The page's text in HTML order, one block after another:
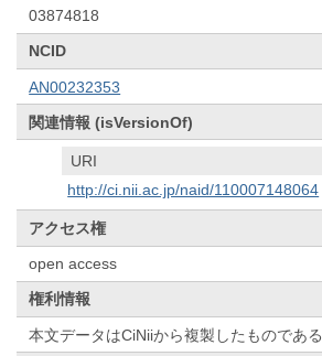
03874818
NCID
AN00232353
関連情報 (isVersionOf)
URI
http://ci.nii.ac.jp/naid/110007148064
アクセス権
open access
権利情報
本文データはCiNiiから複製したものである